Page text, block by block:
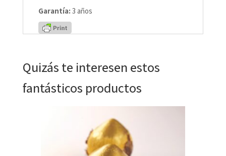
Garantía: 3 años
Quizás te interesen estos
fantásticos productos